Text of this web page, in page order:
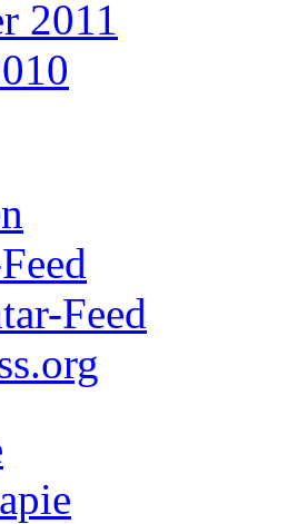
2011
Feed